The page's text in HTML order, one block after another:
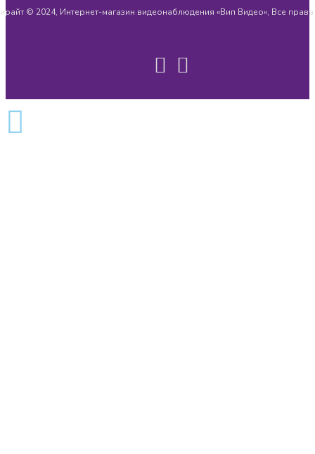
© 2024, Интернет-магазин видеонаблюдения «Вип Видео», Все